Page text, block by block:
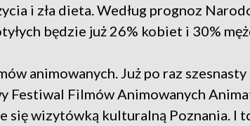
i zła dieta. Według prognoz
będzie już 26% kobiet i 30%
animowanych. Już po raz
Festiwal Filmów Animowanych
się wizytówką kulturalną Poznania. I